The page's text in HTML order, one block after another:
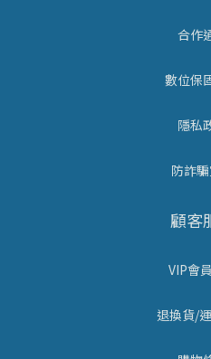
合作
數位保
隱私
防詐
顧客
VIP會
退換貨/